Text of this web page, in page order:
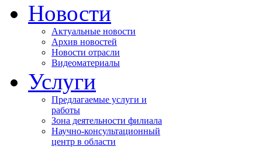
Новости
Актуальные новости
Архив новостей
Новости отрасли
Видеоматериалы
Услуги
Предлагаемые услуги и
работы
Зона деятельности филиала
Научно-консультационный
центр в области